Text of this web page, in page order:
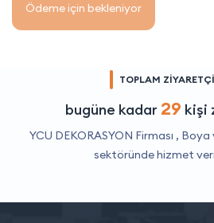
Ödeme için bekleniyor
TOPLAM
bugüne kadar 29 kişi
YCU DEKORASYON Firması , Boya
sektöründe hizmet